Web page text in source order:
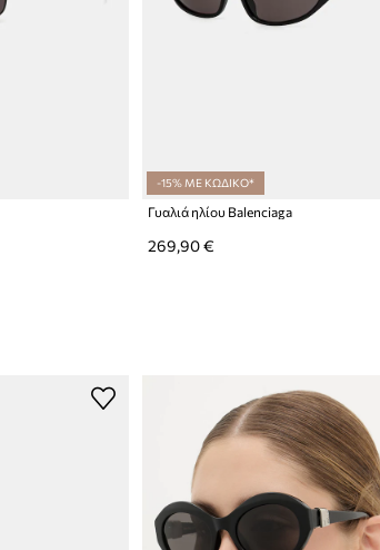
-15% ΜΕ ΚΩΔΙΚΟ*
Γυαλιά ηλίου Balenciaga
269,90 €